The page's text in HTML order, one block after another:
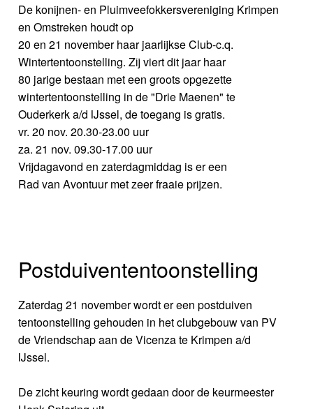
De konijnen- en Pluimveefokkersvereniging Krimpen
en Omstreken houdt op
20 en 21 november haar jaarlijkse Club-c.q.
Wintertentoonstelling. Zij viert dit jaar haar
80 jarige bestaan met een groots opgezette
wintertentoonstelling in de "Drie Maenen" te
Ouderkerk a/d IJssel, de toegang is gratis.
vr. 20 nov. 20.30-23.00 uur
za. 21 nov. 09.30-17.00 uur
Vrijdagavond en zaterdagmiddag is er een
Rad van Avontuur met zeer fraaie prijzen.
Postduivententoonstelling
Zaterdag 21 november wordt er een postduiven
tentoonstelling gehouden in het clubgebouw van PV
de Vriendschap aan de Vicenza te Krimpen a/d
IJssel.
De zicht keuring wordt gedaan door de keurmeester